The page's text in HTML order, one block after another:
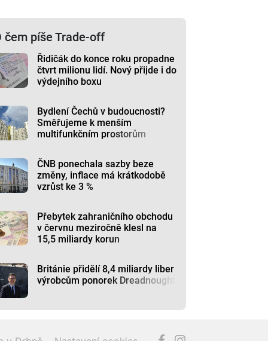
čem píše Trade-off
Řidičák do konce roku propadne
čtvrt milionu lidí. Nový přijde i do
výdejního boxu
Bydlení Čechů v budoucnosti?
Směřujeme k menším
multifunkčním prostorům
ČNB ponechala sazby beze
změny, inflace má krátkodobě
vzrůst ke 3 %
Přebytek zahraničního obchodu
v červnu meziročně klesl na
15,5 miliardy korun
Británie přidělí 8,4 miliardy liber
výrobcům ponorek Dreadnought